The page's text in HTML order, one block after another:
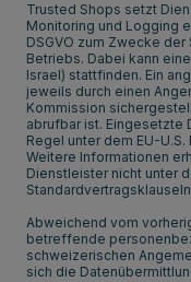
Trusted Shops setzt
Monitoring und Logging
DSGVO zum Zwecke
Betriebs. Dabei kann
Israel) stattfinden. Ein
jeweils durch einen
Kommission
abrufbar ist. Eingesetzte
Regel unter dem EU-
Weitere Informationen
Dienstleister nicht unter
Abweichend vom
betreffende
schweizerischen
sich die